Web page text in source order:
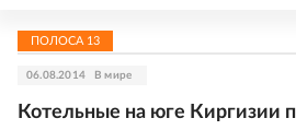
ПОЛОСА 13
06.08.2014 В мире
Котельные на юге Киргизии